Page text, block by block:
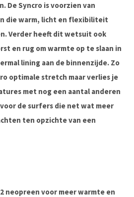
De Syncro is voorzien van
die warm, licht en flexibiliteit
Verder heeft dit wetsuit ook
en rug om warmte op te slaan in
lining aan de binnenzijde. Zo
optimale stretch maar verlies je
met nog een aantal anderen
de surfers die net wat meer
ten opzichte van een
neopreen voor meer warmte en